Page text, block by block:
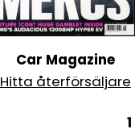
Car Magazine
Hitta återförsäljare
1